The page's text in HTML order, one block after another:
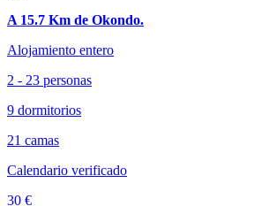
A 15.7 Km de Okondo.
Alojamiento entero
2 - 23 personas
9 dormitorios
21 camas
Calendario verificado
30 €